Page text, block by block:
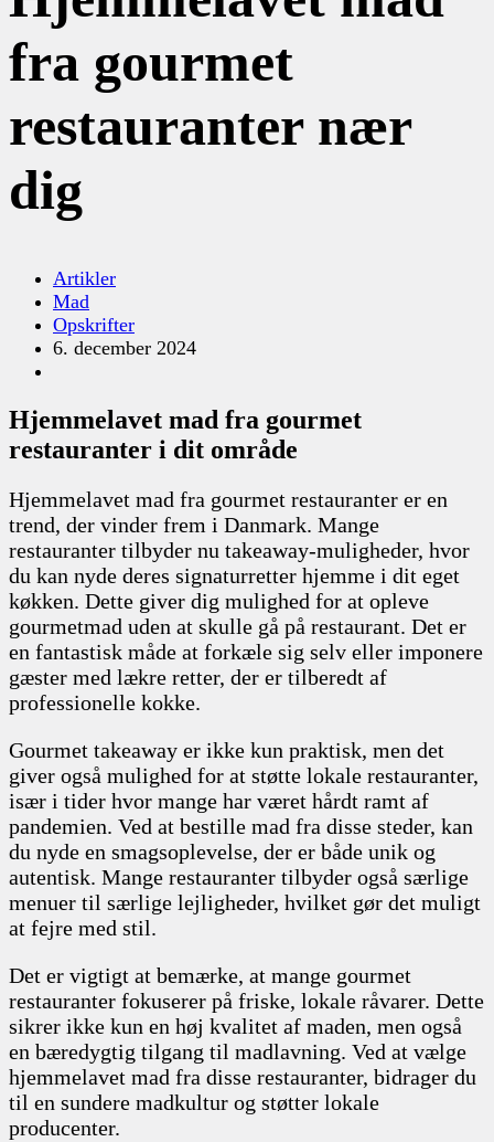
fra gourmet
restauranter nær
dig
Artikler
Mad
Opskrifter
6. december 2024
Hjemmelavet mad fra gourmet
restauranter i dit område
Hjemmelavet mad fra gourmet restauranter er en
trend, der vinder frem i Danmark. Mange
restauranter tilbyder nu takeaway-muligheder, hvor
du kan nyde deres signaturretter hjemme i dit eget
køkken. Dette giver dig mulighed for at opleve
gourmetmad uden at skulle gå på restaurant. Det er
en fantastisk måde at forkæle sig selv eller imponere
gæster med lækre retter, der er tilberedt af
professionelle kokke.
Gourmet takeaway er ikke kun praktisk, men det
giver også mulighed for at støtte lokale restauranter,
især i tider hvor mange har været hårdt ramt af
pandemien. Ved at bestille mad fra disse steder, kan
du nyde en smagsoplevelse, der er både unik og
autentisk. Mange restauranter tilbyder også særlige
menuer til særlige lejligheder, hvilket gør det muligt
at fejre med stil.
Det er vigtigt at bemærke, at mange gourmet
restauranter fokuserer på friske, lokale råvarer. Dette
sikrer ikke kun en høj kvalitet af maden, men også
en bæredygtig tilgang til madlavning. Ved at vælge
hjemmelavet mad fra disse restauranter, bidrager du
til en sundere madkultur og støtter lokale
producenter.